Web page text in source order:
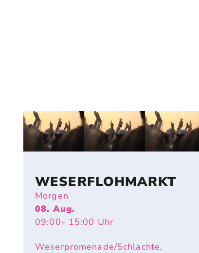
WESERFLOHMARKT
Morgen
08. Aug.
09:00- 15:00 Uhr
Weserpromenade/Schlachte,